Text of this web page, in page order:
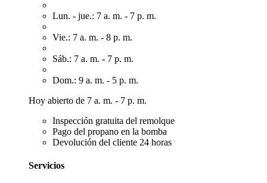
Lun. - jue.: 7 a. m. - 7 p. m.
Vie.: 7 a. m. - 8 p. m.
Sáb.: 7 a. m. - 7 p. m.
Dom.: 9 a. m. - 5 p. m.
Hoy abierto de 7 a. m. - 7 p. m.
Inspección gratuita del remolque
Pago del propano en la bomba
Devolución del cliente 24 horas
Servicios